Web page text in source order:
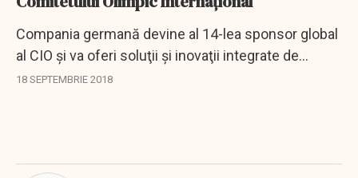
Compania germană devine al 14-lea sponsor global
al CIO şi va oferi soluţii şi inovaţii integrate de
asigurare pentru sprijinirea mişcării olimpice,
18 SEPTEMBRIE 2018